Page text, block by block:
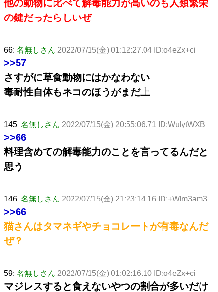
他の動物に比べて解毒能力が高いのも人類繁栄
の鍵だったらしいぜ
66: 名無しさん 2022/07/15(金) 01:12:27.04 ID:o4eZx+ci
>>57
さすがに草食動物にはかなわない
毒耐性自体もネコのほうがまだ上
145: 名無しさん 2022/07/15(金) 20:55:06.71 ID:WulytWXB
>>66
料理含めての解毒能力のことを言ってるんだと
思う
146: 名無しさん 2022/07/15(金) 21:23:14.16 ID:+Wlm3am3
>>66
猫さんはタマネギやチョコレートが有毒なんだ
ぜ？
59: 名無しさん 2022/07/15(金) 01:02:16.10 ID:o4eZx+ci
マジレスすると食えないやつの割合が多いだけ